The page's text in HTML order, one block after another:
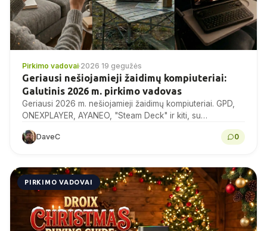
Pirkimo vadovai·2026 19 gegužės
Geriausi nešiojamieji žaidimų kompiuteriai:
Galutinis 2026 m. pirkimo vadovas
Geriausi 2026 m. nešiojamieji žaidimų kompiuteriai. GPD,
ONEXPLAYER, AYANEO, "Steam Deck" ir kiti, su
patarimais perkant.
DaveC 0
PIRKIMO VADOVAI